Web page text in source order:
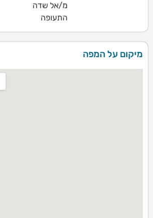
מ/אל שדה
התעופה
מיקום על המפה